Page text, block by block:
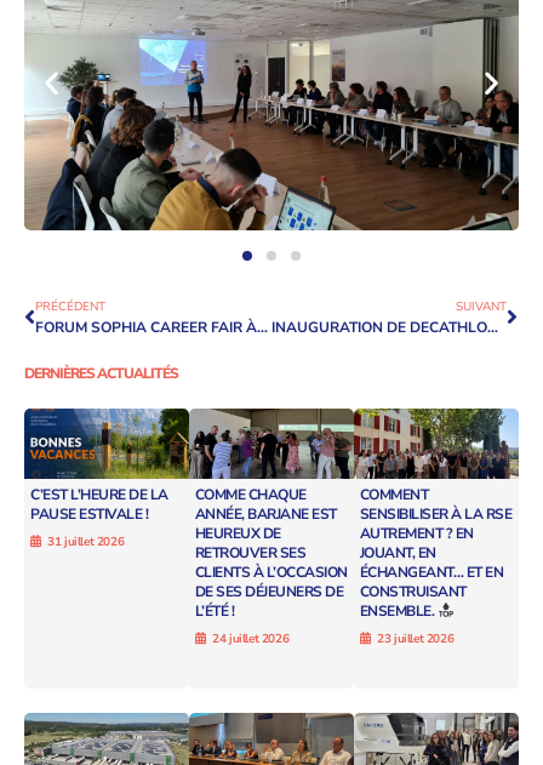
PRÉCÉDENT
FORUM SOPHIA CAREER FAIR À SKEMA BUSINESS SCHOOL
SUIVANT
INAUGURATION DE DECATHLON SUR LE PARC DES AIGUILLES !
DERNIÈRES ACTUALITÉS
C’EST L’HEURE DE LA
PAUSE ESTIVALE !
31 juillet 2026
COMME CHAQUE
ANNÉE, BARJANE EST
HEUREUX DE
RETROUVER SES
CLIENTS À L’OCCASION
DE SES DÉJEUNERS DE
L’ÉTÉ !
24 juillet 2026
COMMENT
SENSIBILISER À LA RSE
AUTREMENT ? EN
JOUANT, EN
ÉCHANGEANT… ET EN
CONSTRUISANT
ENSEMBLE.
23 juillet 2026